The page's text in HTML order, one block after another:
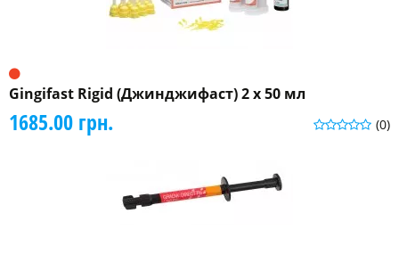
Gingifast Rigid (Джинджифаст) 2 x 50 мл
(0)
1685.00 грн.